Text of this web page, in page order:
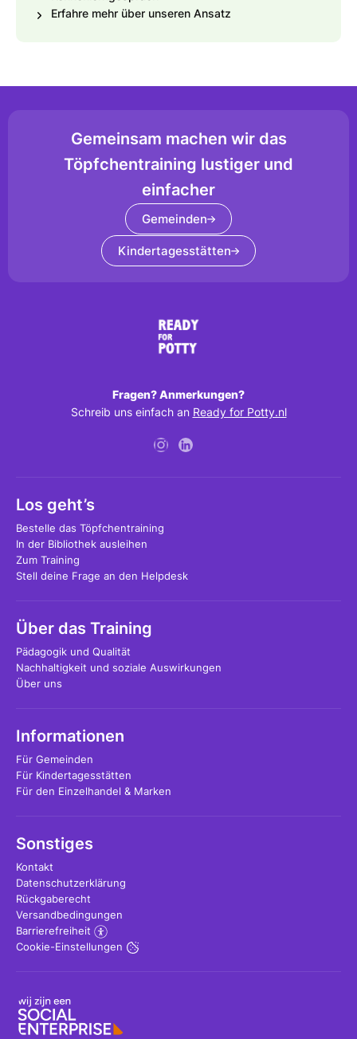
Erfahre mehr über unseren Ansatz
Gemeinsam machen wir das
Töpfchentraining lustiger und
einfacher
Gemeinden
Kindertagesstätten
Fragen? Anmerkungen?
Schreib uns einfach an Ready for Potty.nl
Los geht’s
Bestelle das Töpfchentraining
In der Bibliothek ausleihen
Zum Training
Stell deine Frage an den Helpdesk
Über das Training
Pädagogik und Qualität
Nachhaltigkeit und soziale Auswirkungen
Über uns
Informationen
Für Gemeinden
Für Kindertagesstätten
Für den Einzelhandel & Marken
Sonstiges
Kontakt
Datenschutzerklärung
Rückgaberecht
Versandbedingungen
Barrierefreiheit
Cookie-Einstellungen